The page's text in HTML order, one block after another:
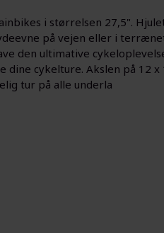
i størrelsen 27,5".
på vejen eller i
den ultimative
dine cykelture. Akslen på 12
tur på alle underla